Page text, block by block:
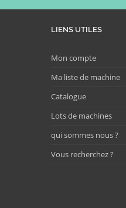
LIENS UTILES
Mon compte
Ma liste de machine
Catalogue
Lots de machines
qui sommes nous ?
Vous recherchez ?